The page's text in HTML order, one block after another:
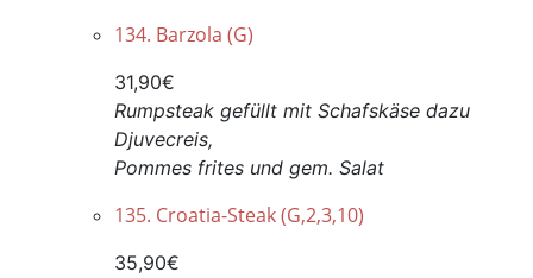
134. Barzola (G)
31,90€
Rumpsteak gefüllt mit Schafskäse dazu
Djuvecreis,
Pommes frites und gem. Salat
135. Croatia-Steak (G,2,3,10)
35,90€